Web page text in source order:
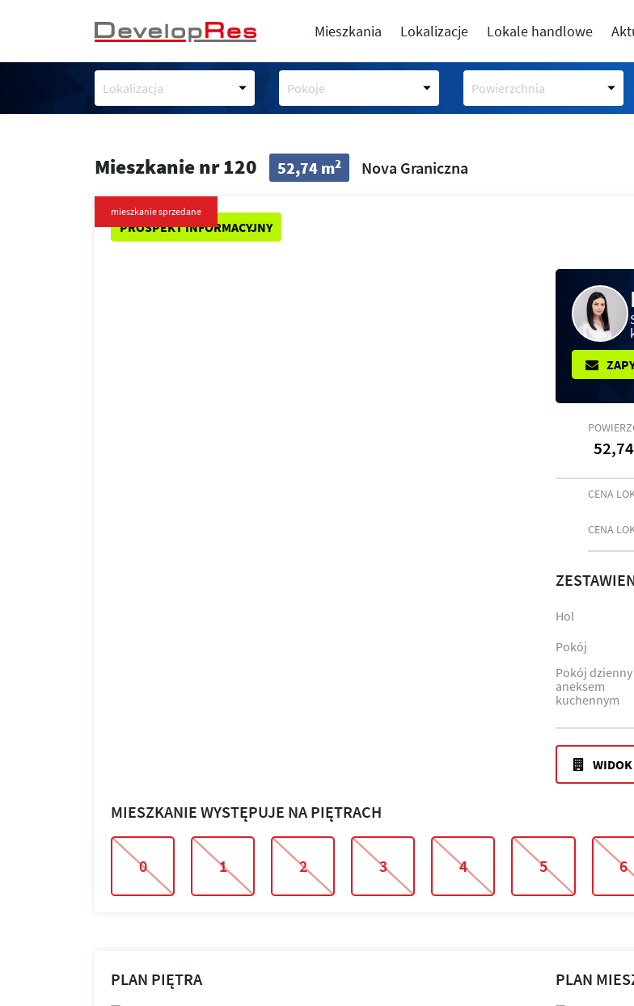
Mieszkania Lokalizacje Lokale handlowe
Lokalizacja Pokoje Powierzchnia
Mieszkanie nr 120 52,74 m2 Nova Graniczna
PROSPEKT INFORMACYJNY
mieszkanie sprzedane
CENA
CENA
Hol
Pokój
Pokój dzienny
aneksem
kuchennym
MIESZKANIE WYSTĘPUJE NA PIĘTRACH
0 1 2 3 4 5 6
PLAN PIĘTRA PLAN